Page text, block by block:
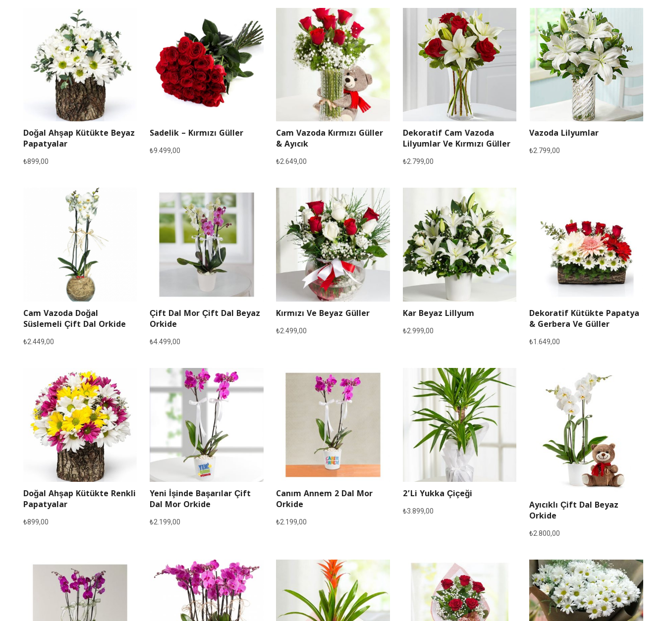
Doğal Ahşap Kütükte Beyaz
Papatyalar
₺899,00
Sadelik – Kırmızı Güller
₺9.499,00
Cam Vazoda Kırmızı Güller
& Ayıcık
₺2.649,00
Dekoratif Cam Vazoda
Lilyumlar Ve Kırmızı Güller
₺2.799,00
Vazoda Lilyumlar
₺2.799,00
Cam Vazoda Doğal
Süslemeli Çift Dal Orkide
₺2.449,00
Çift Dal Mor Çift Dal Beyaz
Orkide
₺4.499,00
Kırmızı Ve Beyaz Güller
₺2.499,00
Kar Beyaz Lillyum
₺2.999,00
Dekoratif Kütükte Papatya
& Gerbera Ve Güller
₺1.649,00
Doğal Ahşap Kütükte Renkli
Papatyalar
₺899,00
Yeni İşinde Başarılar Çift
Dal Mor Orkide
₺2.199,00
Canım Annem 2 Dal Mor
Orkide
₺2.199,00
2’li Yukka Çiçeği
₺3.899,00
Ayıcıklı Çift Dal Beyaz
Orkide
₺2.800,00